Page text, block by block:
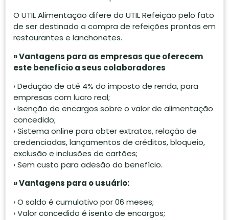
O UTIL Alimentação difere do UTIL Refeição pelo fato
de ser destinado a compra de refeições prontas em
restaurantes e lanchonetes.
» Vantagens para as empresas que oferecem
este benefício a seus colaboradores
› Dedução de até 4% do imposto de renda, para
empresas com lucro real;
› Isenção de encargos sobre o valor de alimentação
concedido;
› Sistema online para obter extratos, relação de
credenciadas, lançamentos de créditos, bloqueio,
exclusão e inclusões de cartões;
› Sem custo para adesão do benefício.
» Vantagens para o usuário:
› O saldo é cumulativo por 06 meses;
› Valor concedido é isento de encargos;